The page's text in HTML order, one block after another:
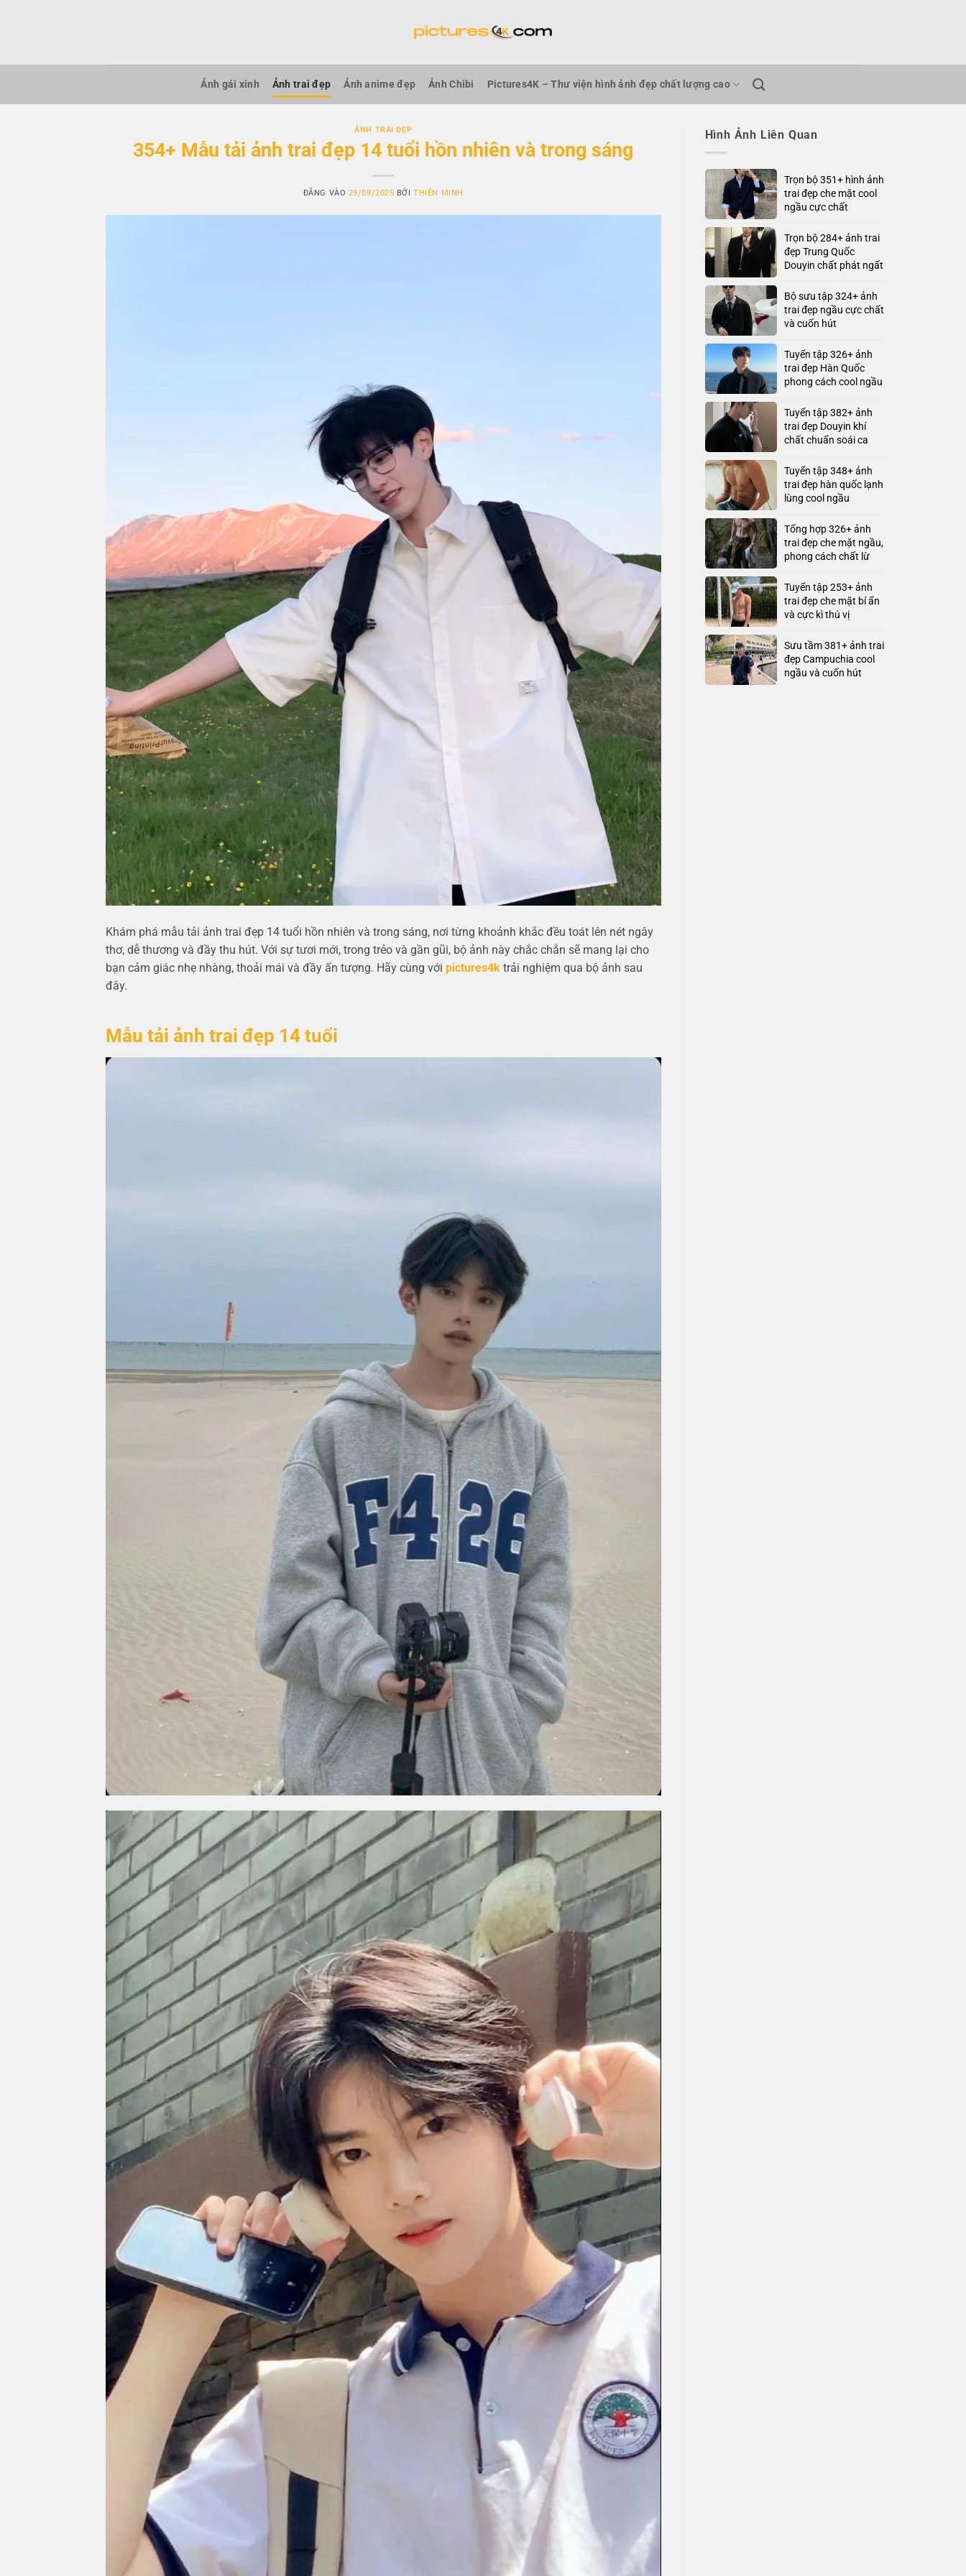
dung
Ảnh gái xinh Ảnh trai đẹp Ảnh anime đẹp Ảnh Chibi Pictures4K – Thư viện hình ảnh đẹp chất lượng cao
ẢNH TRAI ĐẸP
354+ Mẫu tải ảnh trai đẹp 14 tuổi hồn nhiên và trong sáng
ĐĂNG VÀO 29/09/2025 BỞITHIÊN MINH
Khám phá mẫu tải ảnh trai đẹp 14 tuổi hồn nhiên và trong sáng, nơi từng khoảnh khắc đều toát lên nét ngây
thơ, dễ thương và đầy thu hút. Với sự tươi mới, trong trẻo và gần gũi, bộ ảnh này chắc chắn sẽ mang lại cho
bạn cảm giác nhẹ nhàng, thoải mái và đầy ấn tượng. Hãy cùng với pictures4k trải nghiệm qua bộ ảnh sau
đây.
Mẫu tải ảnh trai đẹp 14 tuổi
Hình Ảnh Liên Quan
Trọn bộ 351+ hình ảnh
trai đẹp che mặt cool
ngầu cực chất
Trọn bộ 284+ ảnh trai
đẹp Trung Quốc
Douyin chất phát ngất
Bộ sưu tập 324+ ảnh
trai đẹp ngầu cực chất
và cuốn hút
Tuyển tập 326+ ảnh
trai đẹp Hàn Quốc
phong cách cool ngầu
Tuyển tập 382+ ảnh
trai đẹp Douyin khí
chất chuẩn soái ca
Tuyển tập 348+ ảnh
trai đẹp hàn quốc lạnh
lùng cool ngầu
Tổng hợp 326+ ảnh
trai đẹp che mặt ngầu,
phong cách chất lừ
Tuyển tập 253+ ảnh
trai đẹp che mặt bí ẩn
và cực kì thú vị
Sưu tầm 381+ ảnh trai
đẹp Campuchia cool
ngầu và cuốn hút